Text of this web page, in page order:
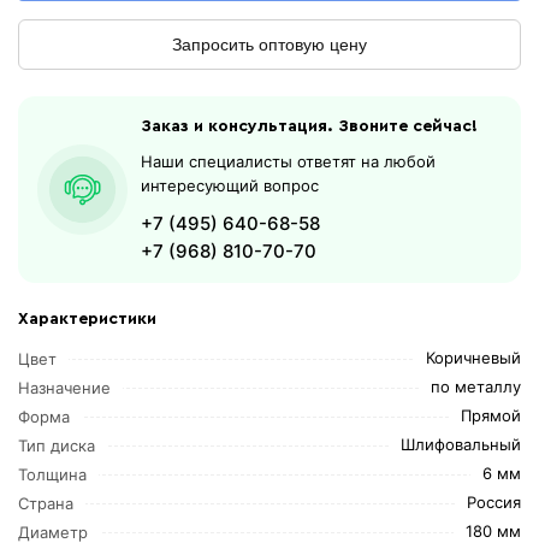
Характеристики
Цвет
Коричневый
Назначение
по металлу
Форма
Прямой
Тип диска
Шлифовальный
Толщина
6 мм
Страна
Россия
Диаметр
180 мм
Запросить оптовую цену
Заказ и консультация. Звоните сейчас!
Наши специалисты ответят на любой
интересующий вопрос
+7 (495) 640-68-58
+7 (968) 810-70-70